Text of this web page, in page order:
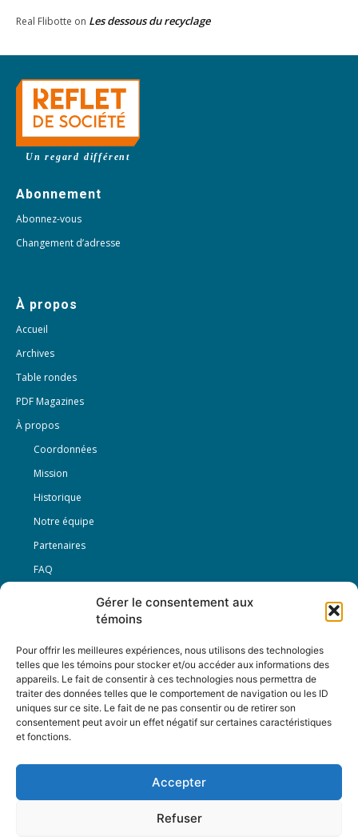
Gérer le consentement aux
témoins
Pour offrir les meilleures expériences, nous utilisons des technologies
telles que les témoins pour stocker et/ou accéder aux informations des
appareils. Le fait de consentir à ces technologies nous permettra de
traiter des données telles que le comportement de navigation ou les ID
uniques sur ce site. Le fait de ne pas consentir ou de retirer son
consentement peut avoir un effet négatif sur certaines caractéristiques
et fonctions.
Accepter
Refuser
Real Flibotte on Les dessous du recyclage
Un regard différent
Abonnement
Abonnez-vous
Changement d’adresse
À propos
Accueil
Archives
Table rondes
PDF Magazines
À propos
Coordonnées
Mission
Historique
Notre équipe
Partenaires
FAQ
Conditions générales
Nous Suivre
Contactez-nous :
12-3894 rue Sainte-Catherine Est,